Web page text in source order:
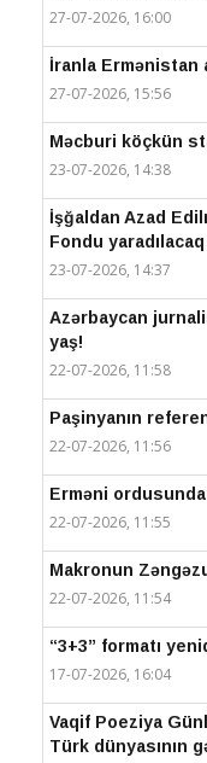
27-07-2026, 16:00
İranla Ermənistan
27-07-2026, 15:56
Məcburi köçkün
23-07-2026, 14:38
İşğaldan Azad
Fondu yaradılacaq
23-07-2026, 14:37
Azərbaycan
yaş!
22-07-2026, 11:58
Paşinyanın
22-07-2026, 11:56
Erməni
22-07-2026, 11:55
Makronun
22-07-2026, 11:54
“3+3” formatı
17-07-2026, 16:04
Vaqif Poeziya
Türk dünyasının